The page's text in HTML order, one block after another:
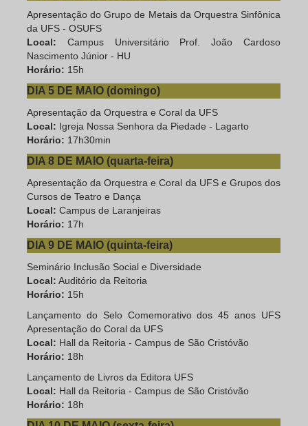
Apresentação do Grupo de Metais da Orquestra Sinfônica
da UFS - OSUFS
Local: Campus Universitário Prof. João Cardoso
Nascimento Júnior - HU
Horário: 15h
DIA 5 DE MAIO (domingo)
Apresentação da Orquestra e Coral da UFS
Local: Igreja Nossa Senhora da Piedade - Lagarto
Horário: 17h30min
DIA 8 DE MAIO (quarta-feira)
Apresentação da Orquestra e Coral da UFS e Grupos dos
Cursos de Teatro e Dança
Local: Campus de Laranjeiras
Horário: 17h
DIA 9 DE MAIO (quinta-feira)
Seminário Inclusão Social e Diversidade
Local: Auditório da Reitoria
Horário: 15h
Lançamento do Selo Comemorativo dos 45 anos UFS
Apresentação do Coral da UFS ­
Local: Hall da Reitoria - Campus de São Cristóvão
Horário: 18h
Lançamento de Livros da Editora UFS
Local: Hall da Reitoria - Campus de São Cristóvão
Horário: 18h